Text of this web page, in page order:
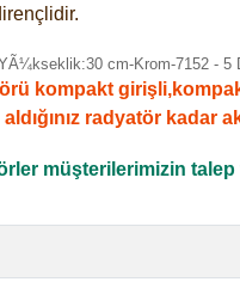
kompakt
radyatör kadar
müşterilerimizin